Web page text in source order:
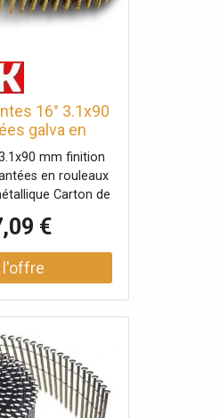
16° 3.1x90
galva en
fil métal X
mm finition
en rouleaux
Carton de
€